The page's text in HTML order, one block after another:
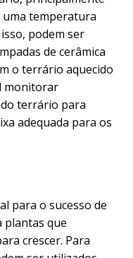
uma temperatura
podem ser
de cerâmica
o terrário aquecido
monitorar
terrário para
adequada para os
para o sucesso de
plantas que
crescer. Para